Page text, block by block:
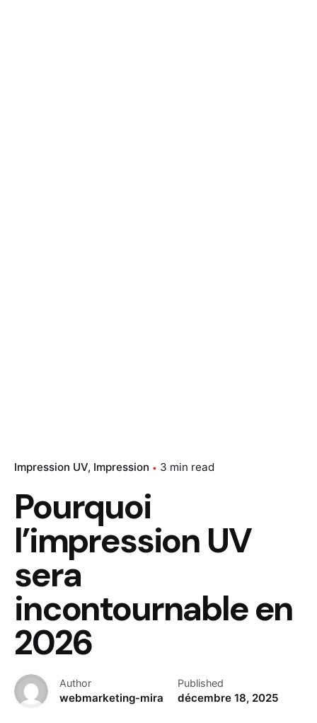
Impression UV Impression 3 min read
Pourquoi
l’impression UV
sera
incontournable en
2026
Author
webmarketing-mira
Published
décembre 18, 2025